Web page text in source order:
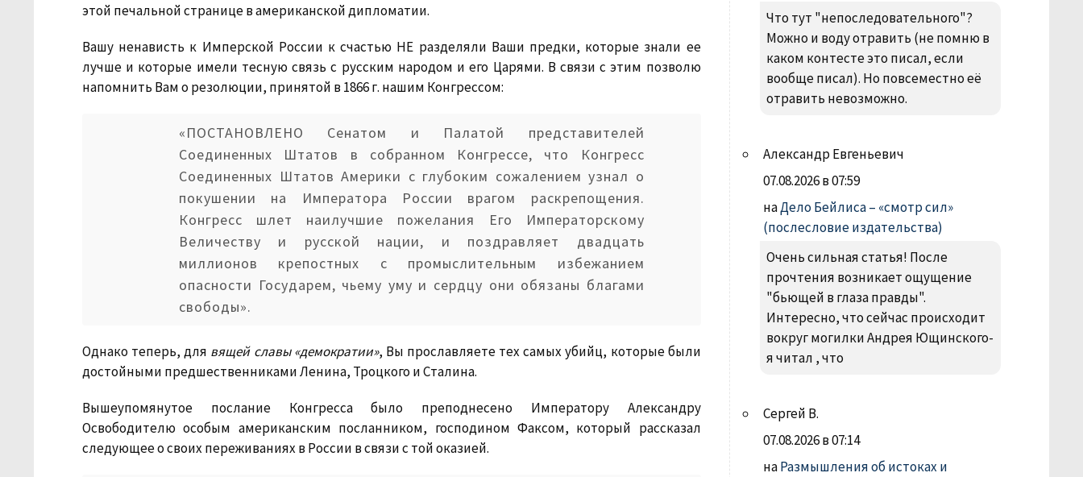
этой печальной странице в американской дипломатии.
Вашу ненависть к Имперской России к счастью НЕ разделяли Ваши предки, которые знали ее
лучше и которые имели тесную связь с русским народом и его Царями. В связи с этим позволю
напомнить Вам о резолюции, принятой в 1866 г. нашим Конгрессом:
«ПОСТАНОВЛЕНО Сенатом и Палатой представителей
Соединенных Штатов в собранном Конгрессе, что Конгресс
Соединенных Штатов Америки с глубоким сожалением узнал о
покушении на Императора России врагом раскрепощения.
Конгресс шлет наилучшие пожелания Его Императорскому
Величеству и русской нации, и поздравляет двадцать
миллионов крепостных с промыслительным избежанием
опасности Государем, чьему уму и сердцу они обязаны благами
свободы».
Однако теперь, для вящей славы «демократии», Вы прославляете тех самых убийц, которые были
достойными предшественниками Ленина, Троцкого и Сталина.
Вышеупомянутое послание Конгресса было преподнесено Императору Александру
Освободителю особым американским посланником, господином Факсом, который рассказал
следующее о своих переживаниях в России в связи с той оказией.
Что тут "непоследовательного"?
Можно и воду отравить (не помню в
каком контесте это писал, если
вообще писал). Но повсеместно её
отравить невозможно.
Александр Евгеньевич
07.08.2026 в 07:59
наДело Бейлиса – «смотр сил»
(послесловие издательства)
Очень сильная статья! После
прочтения возникает ощущение
"бьющей в глаза правды".
Интересно, что сейчас происходит
вокруг могилки Андрея Ющинского-
я читал , что
Сергей В.
07.08.2026 в 07:14
наРазмышления об истоках и